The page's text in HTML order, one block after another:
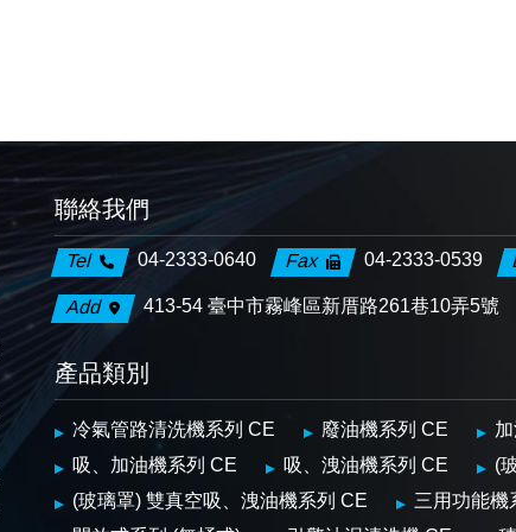
聯絡我們
Tel 04-2333-0640 Fax 04-2333-0539
Add 413-54 臺中市霧峰區新厝路261巷10弄5號
產品類別
冷氣管路清洗機系列 CE 廢油機系列 CE
吸、加油機系列 CE
吸、洩油機系列 CE
(
(玻璃罩) 雙真空吸、洩油機系列 CE
三用功能機